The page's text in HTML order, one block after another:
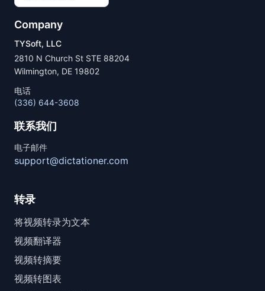
Company
TYSoft, LLC
2810 N Church St STE 88204
Wilmington, DE 19802
电话
(336) 644-3608
联系我们
电子邮件
support@dictationer.com
转录
将视频转录为文本
视频翻译器
视频转摘要
视频转图表